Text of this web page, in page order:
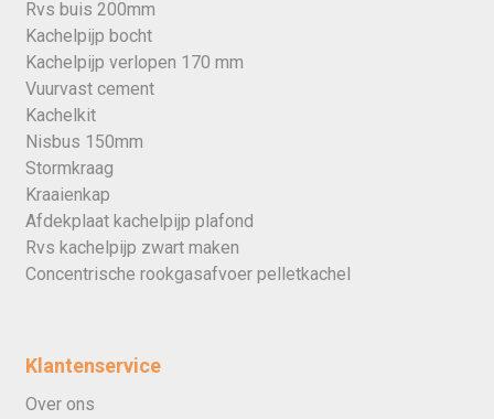
Rvs buis 200mm
Kachelpijp bocht
Kachelpijp verlopen 170 mm
Vuurvast cement
Kachelkit
Nisbus 150mm
Stormkraag
Kraaienkap
Afdekplaat kachelpijp plafond
Rvs kachelpijp zwart maken
Concentrische rookgasafvoer pelletkachel
Klantenservice
Over ons